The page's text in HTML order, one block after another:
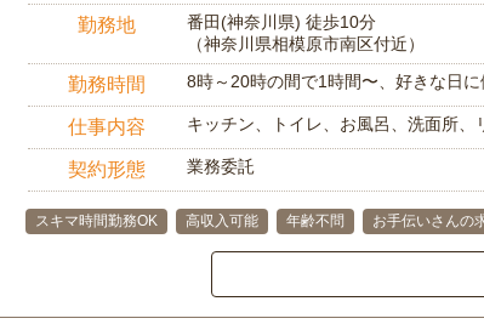
勤務地
番田(神奈川県) 徒歩10分
（神奈川県相模原市南区付近）
勤務時間 8時～20時の間で1時間〜、好きな日
仕事内容 キッチン、トイレ、お風呂、洗面所、
契約形態 業務委託
スキマ時間勤務OK 高収入可能 年齢不問 お手伝いさんの